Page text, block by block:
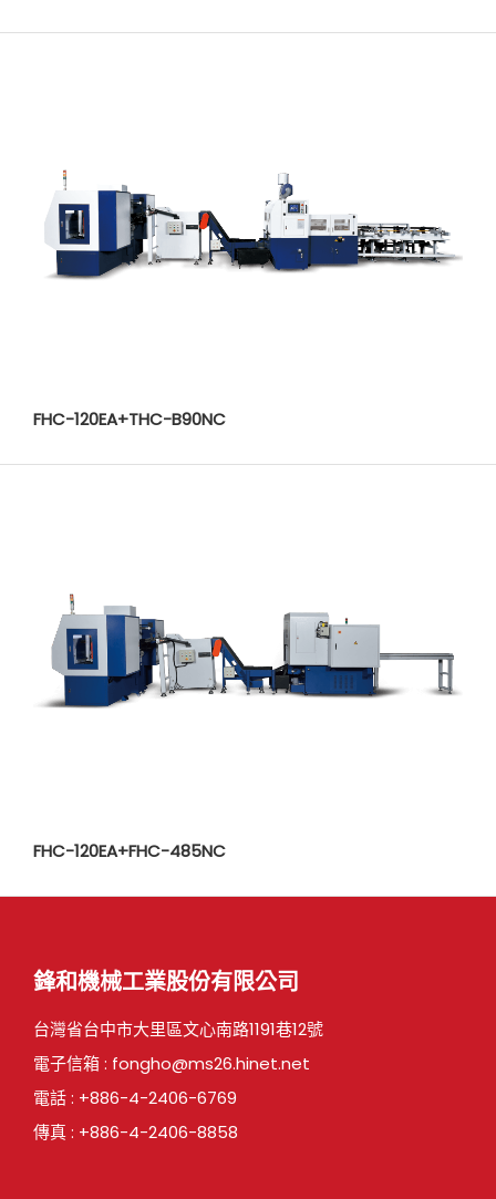
FHC-120EA+THC-B90NC
FHC-120EA+FHC-485NC
鋒和機械工業股份有限公司
台灣省台中市大里區文心南路1191巷12號
電子信箱 : fongho@ms26.hinet.net
電話 : +886-4-2406-6769
傳真 : +886-4-2406-8858